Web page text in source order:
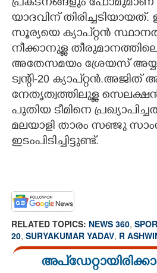
പ്രകടനങ്ങളും ഫോമുമാണ്
യാദവിന്
സൂര്യയെ ക്യാപ്റ്റൻ
നീക്കാനുള്ള
അതേസമയം ശ്രേയസ്
ട്വന്റി-20
നേതൃത്വത്തിലുള്ള സെലക്ഷൻ
പുതിയ ടീമിനെ
മലയാളി താരം സഞ്ജു
ഇടംപിടിച്ചിട്ടുണ്ട്.
RELATED TOPICS: NEWS 360,
20, SURYAKUMAR YADAV, R